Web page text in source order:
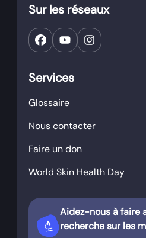
Sur les réseaux
Services
Glossaire
Nous contacter
Faire un don
World Skin Health Day
biotech
Aidez-nous à faire
recherche sur les